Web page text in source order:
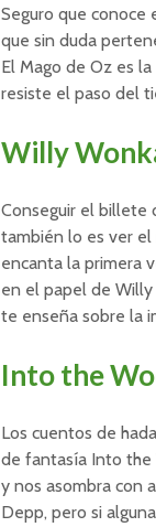
Seguro que conoce
que sin duda
El Mago de Oz es
resiste el paso del
Willy
Conseguir el billete
también lo es ver el
encanta la primera
en el papel de
te enseña sobre la
Into the
Los cuentos de
de fantasía Into the
y nos asombra con
Depp, pero si